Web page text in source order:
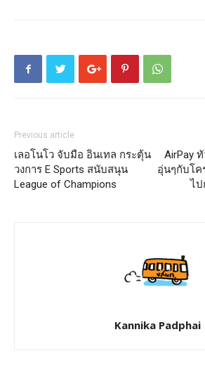
Previous article
เลอโนโว จับมือ อินเทล กระตุ้น
วงการ E Sports สนับสนุน
League of Champions
AirPay
อุ่นๆกับโค
ไป
Kannika Padphai